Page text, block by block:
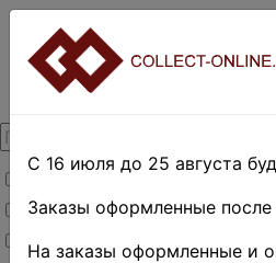
Товары со скидкой
Товары в наличии
Новинки
С 16 июля до 25 августа
Заказы оформленные после
На заказы оформленные и